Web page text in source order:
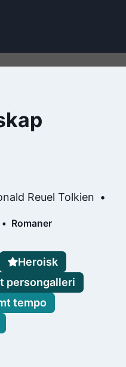
Reuel Tolkien
Romaner
Heroisk
persongalleri
tempo